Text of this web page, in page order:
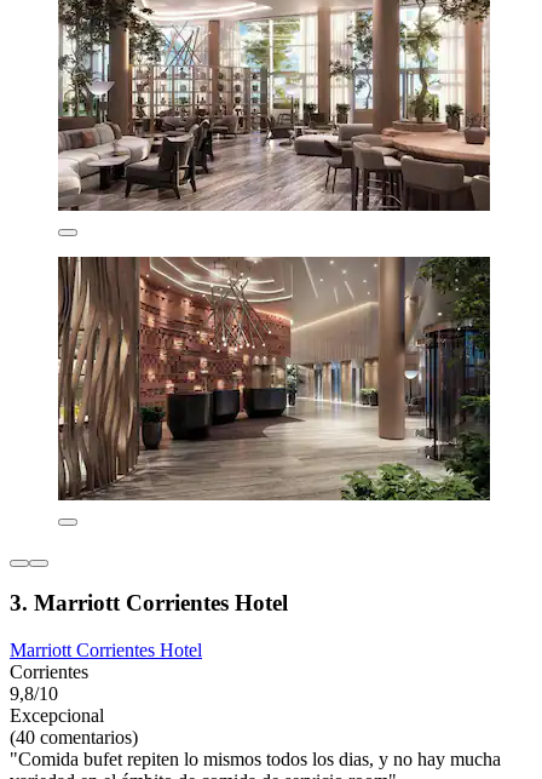
3. Marriott Corrientes Hotel
Marriott Corrientes Hotel
Corrientes
9,8/10
Excepcional
(40 comentarios)
"Comida bufet repiten lo mismos todos los dias, y no hay mucha